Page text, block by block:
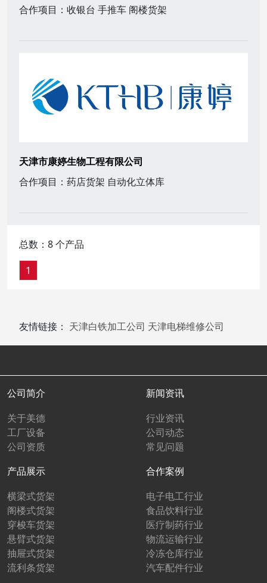
合作项目：收银台 手推车 阁楼货架
天津市康婷生物工程有限公司
合作项目：药店货架 自动化立体库
总数：8 个产品
1
友情链接： 天津白铁加工公司 天津电梯维修公司
公司简介
关于美德
工厂设备
公司资质
新闻资讯
行业资讯
公司动态
常见问题
产品展示
横梁式货架
阁楼式货架
穿梭车货架
悬臂式货架
抽屉式货架
流利条货架
合作案例
电子电工行业
食品饮料行业
医疗制药行业
物流运输行业
冷冻仓库行业
汽车配件行业